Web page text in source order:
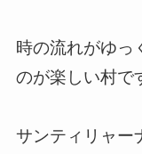
時の流れがゆっ
のが楽しい村で
サンティリャー